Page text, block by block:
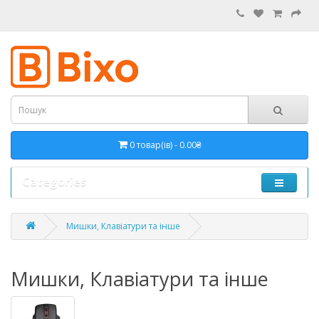
0 товар(ів) - 0.00₴
Categories
Мишки, Клавіатури та інше
Мишки, Клавіатури та інше